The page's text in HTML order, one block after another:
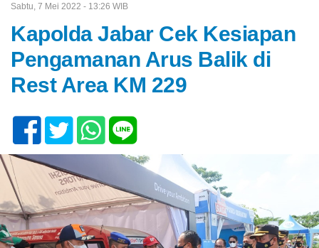
Sabtu, 7 Mei 2022 - 13:26 WIB
Kapolda Jabar Cek Kesiapan
Pengamanan Arus Balik di
Rest Area KM 229